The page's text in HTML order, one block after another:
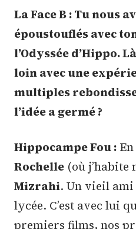
La Face B : Tu nous
époustouflés avec
l’Odyssée d’Hippo.
loin avec une
multiples
l’idée a germé ?
Hippocampe Fou :
Rochelle (où j’habite
Mizrahi. Un vieil ami
lycée. C’est avec lui
premiers films, nos